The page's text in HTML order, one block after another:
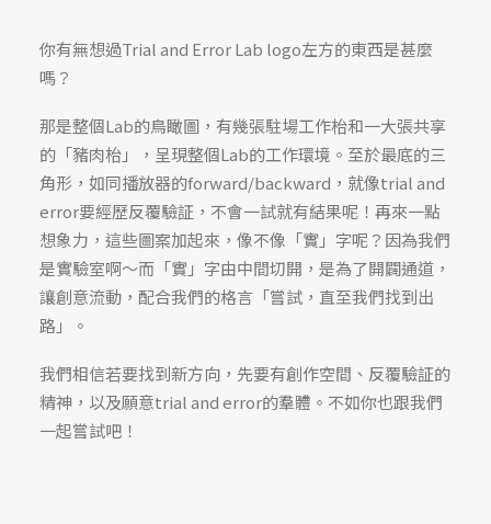
你有無想過Trial and Error Lab logo左方的東西是甚麼
嗎？
那是整個Lab的鳥瞰圖，有幾張駐場工作枱和一大張共享
的「豬肉枱」，呈現整個Lab的工作環境。至於最底的三
角形，如同播放器的forward/backward，就像trial and
error要經歷反覆驗証，不會一試就有結果呢！再來一點
想象力，這些圖案加起來，像不像「實」字呢？因為我們
是實驗室啊～而「實」字由中間切開，是為了開闢通道，
讓創意流動，配合我們的格言「嘗試，直至我們找到出
路」。
我們相信若要找到新方向，先要有創作空間、反覆驗証的
精神，以及願意trial and error的羣體。不如你也跟我們
一起嘗試吧！